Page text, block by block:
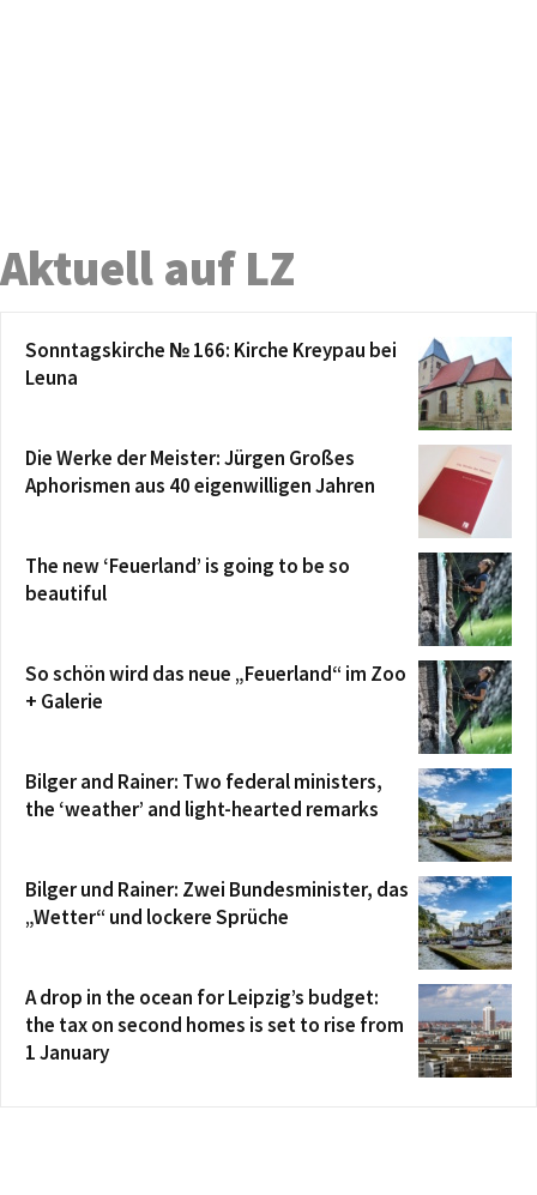
Aktuell auf LZ
Sonntagskirche № 166: Kirche Kreypau bei
Leuna
Die Werke der Meister: Jürgen Großes
Aphorismen aus 40 eigenwilligen Jahren
The new ‘Feuerland’ is going to be so
beautiful
So schön wird das neue „Feuerland“ im Zoo
+ Galerie
Bilger and Rainer: Two federal ministers,
the ‘weather’ and light-hearted remarks
Bilger und Rainer: Zwei Bundesminister, das
„Wetter“ und lockere Sprüche
A drop in the ocean for Leipzig’s budget:
the tax on second homes is set to rise from
1 January